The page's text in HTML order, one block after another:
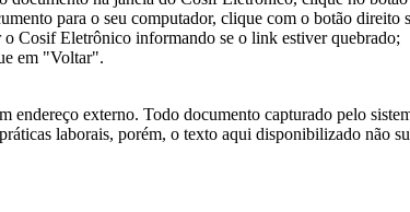
para o seu computador, clique com o botão
o Cosif Eletrônico informando se o link estiver quebrado;
em "Voltar".
endereço externo. Todo documento capturado pelo
laborais, porém, o texto aqui disponibilizado não